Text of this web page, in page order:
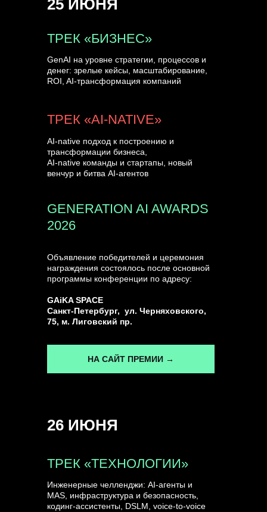
Объявление победителей и церемония
награждения состоялось после основной
программы конференции по адресу:
GAiKA SPACE
Санкт-Петербург, ул. Черняховского,
75, м. Лиговский пр.
ТРЕК «БИЗНЕС»
GENERATION AI AWARDS
2026
GenAI на уровне стратегии, процессов и
денег: зрелые кейсы, масштабирование,
ROI, AI-трансформация компаний
AI-native подход к построению и
трансформации бизнеса,
AI-native команды и стартапы, новый
венчур и битва AI-агентов
ТРЕК «AI-NATIVE»
25 ИЮНЯ
26 ИЮНЯ
Инженерные челленджи: AI-агенты и
MAS, инфраструктура и безопасность,
кодинг-ассистенты, DSLM, voice-to-voice
ТРЕК «ТЕХНОЛОГИИ»
НА САЙТ ПРЕМИИ →
УЗНАТЬ БОЛЬШЕ
ГЕНЕРАЛЬНЫЙ ИНФОПАРТНЕР
CONVERSATIONS